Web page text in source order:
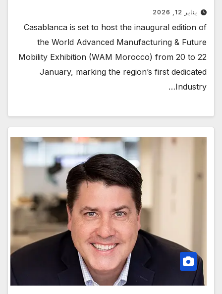
يناير 12, 2026
Casablanca is set to host the inaugural edition of
the World Advanced Manufacturing & Future
Mobility Exhibition (WAM Morocco) from 20 to 22
January, marking the region’s first dedicated
Industry…